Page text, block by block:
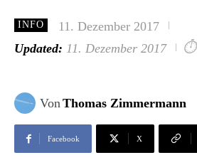
INFO
11. Dezember 2017
Updated: 11. Dezember 2017 ⏱
VonThomas Zimmermann
Facebook X